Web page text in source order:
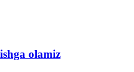
olamiz